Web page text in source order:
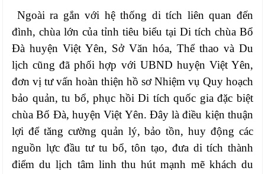
Ngoài ra gắn với hệ thống di tích liên quan đến
đình, chùa lớn của tỉnh tiêu biểu tại Di tích chùa Bổ
Đà huyện Việt Yên, Sở Văn hóa, Thể thao và Du
lịch cũng đã phối hợp với UBND huyện Việt Yên,
đơn vị tư vấn hoàn thiện hồ sơ Nhiệm vụ Quy hoạch
bảo quản, tu bổ, phục hồi Di tích quốc gia đặc biệt
chùa Bổ Đà, huyện Việt Yên. Đây là điều kiện thuận
lợi để tăng cường quản lý, bảo tồn, huy động các
nguồn lực đầu tư tu bổ, tôn tạo, đưa di tích thành
điểm du lịch tâm linh thu hút mạnh mẽ khách du